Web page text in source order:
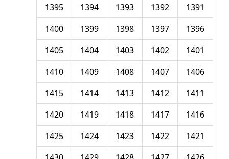
1391
1392
1393
1394
1395
1396
1397
1398
1399
1400
1401
1402
1403
1404
1405
1406
1407
1408
1409
1410
1411
1412
1413
1414
1415
1416
1417
1418
1419
1420
1421
1422
1423
1424
1425